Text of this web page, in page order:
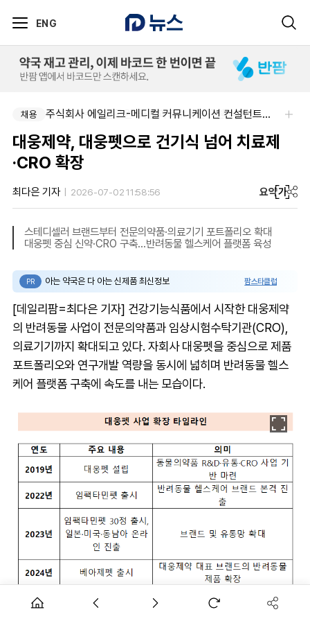
ENG
채용 국립과학수사연구원-국립과학수사연구원 약사 3명 채용
채용 주식회사 에일리크-메디컬 커뮤니케이션 컨설턴트(Associate) / 메디컬라이터 채용
대웅제약, 대웅펫으로 건기식 넘어 치료제
·CRO 확장
최다은 기자 2026-07-02 11:58:56 요약가
스테디셀러 브랜드부터 전문의약품·의료기기 포트폴리오 확대
대웅펫 중심 신약·CRO 구축…반려동물 헬스케어 플랫폼 육성
PR 아는 약국은 다 아는 신제품 최신정보 팜스타클럽
[데일리팜=최다은 기자] 건강기능식품에서 시작한 대웅제약
의 반려동물 사업이 전문의약품과 임상시험수탁기관(CRO),
의료기기까지 확대되고 있다. 자회사 대웅펫을 중심으로 제품
포트폴리오와 연구개발 역량을 동시에 넓히며 반려동물 헬스
케어 플랫폼 구축에 속도를 내는 모습이다.